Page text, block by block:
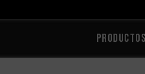
PRODUCTOS